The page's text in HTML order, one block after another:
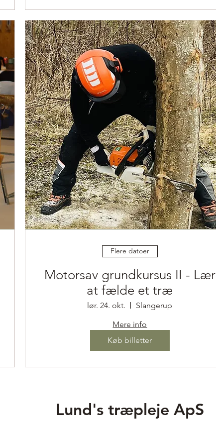
Flere datoer
Motorsav grundkursus II - Lær
at fælde et træ
lør. 24. okt.
Slangerup
Mere info
Køb billetter
Lund's træpleje ApS